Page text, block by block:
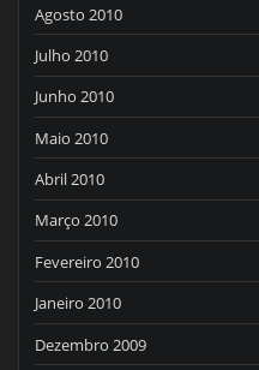
Agosto 2010
Julho 2010
Junho 2010
Maio 2010
Abril 2010
Março 2010
Fevereiro 2010
Janeiro 2010
Dezembro 2009